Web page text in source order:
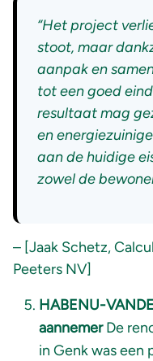
“Het project
stoot, maar
aanpak en
tot een goed
resultaat mag
en
aan de huidige
zowel de
– [Jaak Schetz,
Peeters NV]
HABENU-
aannemerDe
in Genk was een